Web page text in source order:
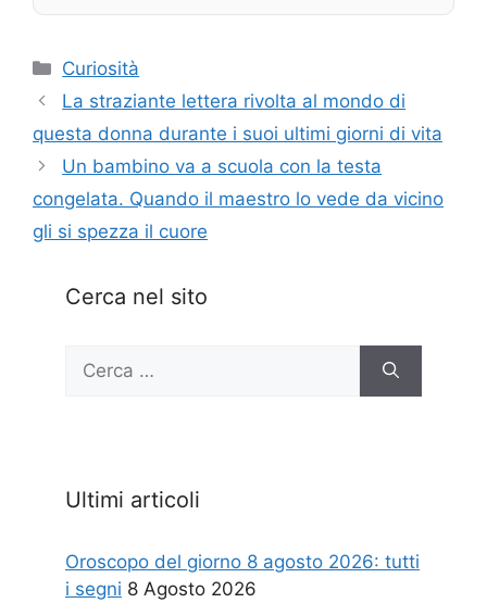
Categorie
Curiosità
La straziante lettera rivolta al mondo di
questa donna durante i suoi ultimi giorni di vita
Un bambino va a scuola con la testa
congelata. Quando il maestro lo vede da vicino
gli si spezza il cuore
Cerca nel sito
per:
Ultimi articoli
Oroscopo del giorno 8 agosto 2026: tutti
i segni 8 Agosto 2026